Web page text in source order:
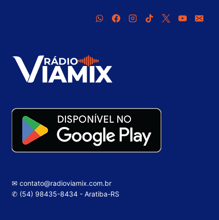
✉ contato@radioviamix.com.br
✆ (54) 98435-8434 - Aratiba-RS